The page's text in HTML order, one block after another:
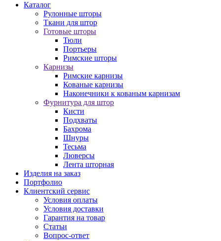
Каталог
Рулонные шторы
Ткани для штор
Готовые шторы
Тюли
Портьеры
Римские шторы
Карнизы
Римские карнизы
Кованые карнизы
Наконечники к кованым карнизам
Фурнитура для штор
Кисти
Подхваты
Бахрома
Шнуры
Тесьма
Люверсы
Лента шторная
Изделия на заказ
Портфолио
Клиентский сервис
Условия оплаты
Условия доставки
Гарантия на товар
Статьи
Вопрос-ответ